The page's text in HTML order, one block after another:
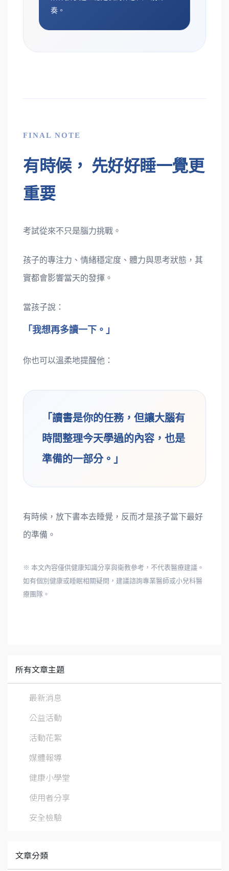
奏。
FINAL NOTE
有時候， 先好好睡一覺更
重要
考試從來不只是腦力挑戰。
孩子的專注力、情緒穩定度、體力與思考狀態，其
實都會影響當天的發揮。
當孩子說：
「我想再多讀一下。」
你也可以溫柔地提醒他：
「讀書是你的任務，但讓大腦有
時間整理今天學過的內容，也是
準備的一部分。」
有時候，放下書本去睡覺，反而才是孩子當下最好
的準備。
※ 本文內容僅供健康知識分享與衛教參考，不代表醫療建議。
如有個別健康或睡眠相關疑問，建議諮詢專業醫師或小兒科醫
療團隊。
所有文章主題
最新消息
公益活動
活動花絮
媒體報導
健康小學堂
使用者分享
安全檢驗
文章分類